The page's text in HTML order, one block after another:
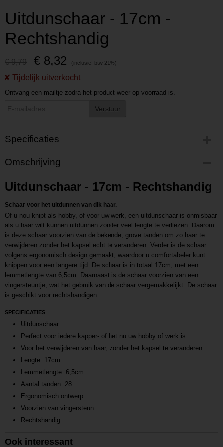
Uitdunschaar - 17cm -
Rechtshandig
€ 9,79 € 8,32
Ontvang een mailtje zodra het product weer op voorraad is.
Verstuur
Specificaties
Productcode
P202311080911
L202311080911
Omschrijving
Uitdunschaar - 17cm - Rechtshandig
Schaar voor het uitdunnen van dik haar.
Of u nou knipt als hobby, of voor uw werk, een uitdunschaar is onmisbaar
als u haar wilt kunnen uitdunnen zonder veel lengte te verliezen. Daarom
is deze schaar voorzien van de bekende, grove tanden om zo haar te
verwijderen zonder het kapsel echt te veranderen. Verder is de schaar
volgens ergonomisch design gemaakt, waardoor u comfortabeler kunt
knippen voor een langere tijd. De schaar is in totaal 17cm, met een
lemmetlengte van 6,5cm. Daarnaast is de schaar voorzien van een
vingersteuntje, wat het gebruik van de schaar vergemakkelijkt. De schaar
is geschikt voor rechtshandigen.
SPECIFICATIES
Uitdunschaar
Perfect voor iedere kapper- of het nu uw hobby of werk is
Voor het verwijderen van haar, zonder het kapsel te veranderen
Lengte: 17cm
Lemmetlengte: 6,5cm
Aantal tanden: 28
Ergonomisch ontwerp
Voorzien van vingersteun
Rechtshandig
Ook interessant